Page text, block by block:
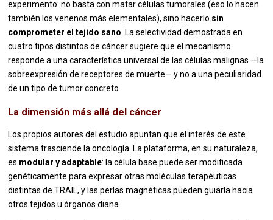
experimento: no basta con matar células tumorales (eso lo hacen
también los venenos más elementales), sino hacerlo sin
comprometer el tejido sano . La selectividad demostrada en
cuatro tipos distintos de cáncer sugiere que el mecanismo
responde a una característica universal de las células malignas —la
sobreexpresión de receptores de muerte— y no a una peculiaridad
de un tipo de tumor concreto.
La dimensión más allá del cáncer
Los propios autores del estudio apuntan que el interés de este
sistema trasciende la oncología. La plataforma, en su naturaleza,
es modular y adaptable: la célula base puede ser modificada
genéticamente para expresar otras moléculas terapéuticas
distintas de TRAIL, y las perlas magnéticas pueden guiarla hacia
otros tejidos u órganos diana.